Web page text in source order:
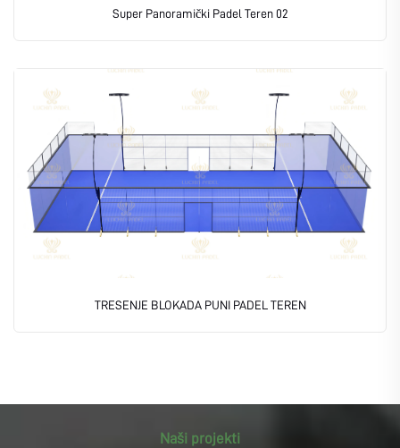
Super Panoramički Padel Teren 02
TRESENJE BLOKADA PUNI PADEL TEREN
Naši projekti